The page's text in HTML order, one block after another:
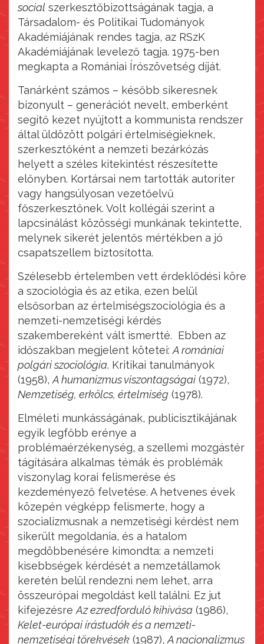
social szerkesztőbizottságának tagja, a
Társadalom- és Politikai Tudományok
Akadémiájának rendes tagja, az RSzK
Akadémiájának levelező tagja. 1975-ben
megkapta a Romániai Írószövetség díját.
Tanárként számos – később sikeresnek
bizonyult – generációt nevelt, emberként
segítő kezet nyújtott a kommunista rendszer
által üldözött polgári értelmiségieknek,
szerkesztőként a nemzeti bezárkózás
helyett a széles kitekintést részesítette
előnyben. Kortársai nem tartották autoriter
vagy hangsúlyosan vezetőelvű
főszerkesztőnek. Volt kollégái szerint a
lapcsinálást közösségi munkának tekintette,
melynek sikerét jelentős mértékben a jó
csapatszellem biztosította.
Szélesebb értelemben vett érdeklődési köre
a szociológia és az etika, ezen belül
elsősorban az értelmiségszociológia és a
nemzeti-nemzetiségi kérdés
szakembereként vált ismertté. Ebben az
időszakban megjelent kötetei: A romániai
polgári szociológia. Kritikai tanulmányok
(1958), A humanizmus viszontagságai (1972),
Nemzetiség, erkölcs, értelmiség (1978).
Elméleti munkásságának, publicisztikájának
egyik legfőbb erénye a
problémaérzékenység, a szellemi mozgástér
tágítására alkalmas témák és problémák
viszonylag korai felismerése és
kezdeményező felvetése. A hetvenes évek
közepén végképp felismerte, hogy a
szocializmusnak a nemzetiségi kérdést nem
sikerült megoldania, és a hatalom
megdöbbenésére kimondta: a nemzeti
kisebbségek kérdését a nemzetállamok
keretén belül rendezni nem lehet, arra
összeurópai megoldást kell találni. Ez jut
kifejezésre Az ezredforduló kihívása (1986),
Kelet-európai írástudók és a nemzeti-
nemzetiségi törekvések (1987), A nacionalizmus